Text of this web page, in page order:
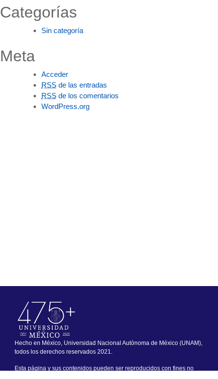
Categorías
Sin categoría
Meta
Acceder
RSS de las entradas
RSS de los comentarios
WordPress.org
Hecho en México, Universidad Nacional Autónoma de México (UNAM),
todos los derechos reservados 2021.
Esta página y sus contenidos pueden ser reproducidos con fines no